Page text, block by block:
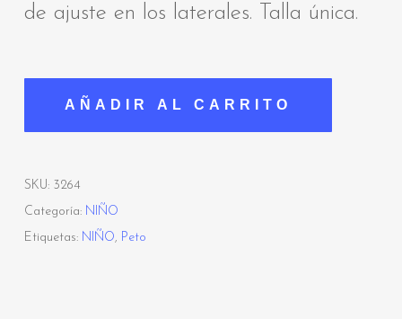
de ajuste en los laterales. Talla única.
AÑADIR AL CARRITO
SKU: 3264
Categoría: NIÑO
Etiquetas: NIÑO, Peto